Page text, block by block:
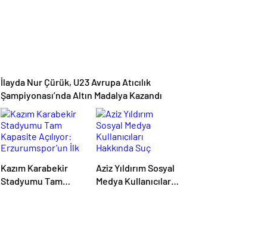
İlayda Nur Çürük, U23 Avrupa Atıcılık
Şampiyonası’nda Altın Madalya Kazandı
Kazım Karabekir
Stadyumu Tam
Aziz Yıldırım Sosyal
Medya Kullanıcıları